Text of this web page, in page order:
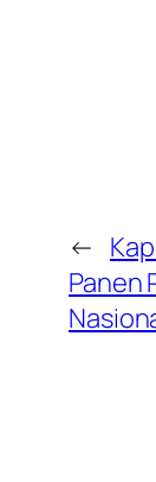
←
Panen